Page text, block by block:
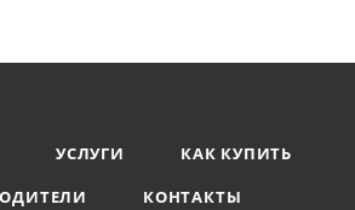
УСЛУГИ
КАК КУПИТЬ
КОНТАКТЫ